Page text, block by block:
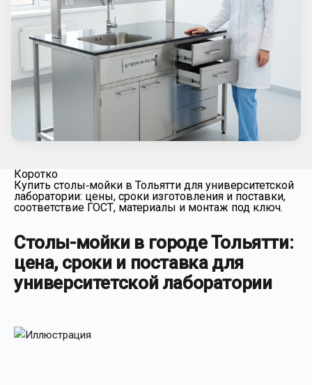
Коротко
Купить столы‑мойки в Тольятти для университетской
лаборатории: цены, сроки изготовления и поставки,
соответствие ГОСТ, материалы и монтаж под ключ.
Cтолы-мойки в городе Тольятти:
цена, сроки и поставка для
университетской лаборатории